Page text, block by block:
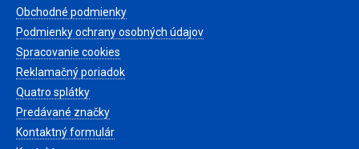
Obchodné podmienky
Podmienky ochrany osobných údajov
Spracovanie cookies
Reklamačný poriadok
Quatro splátky
Predávané značky
Kontaktný formulár